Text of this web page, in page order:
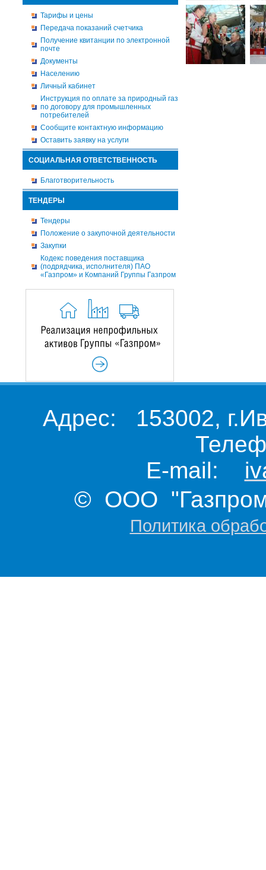
Тарифы и цены
Передача показаний счетчика
Получение квитанции по электронной
почте
Документы
Населению
Личный кабинет
Инструкция по оплате за природный газ
по договору для промышленных
потребителей
Сообщите контактную информацию
Оставить заявку на услуги
СОЦИАЛЬНАЯ ОТВЕТСТВЕННОСТЬ
Благотворительность
ТЕНДЕРЫ
Тендеры
Положение о закупочной деятельности
Закупки
Кодекс поведения поставщика
(подрядчика, исполнителя) ПАО
«Газпром» и Компаний Группы Газпром
Адрес: 153002,
E-mail:
© ООО "Газпром
Политика